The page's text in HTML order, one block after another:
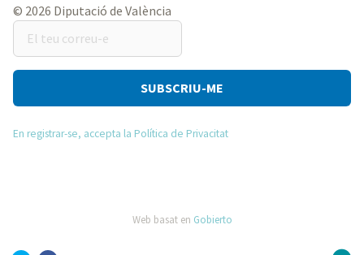
© 2026 Diputació de València
El
teu
correu-
En registrar-se, accepta la Política de Privacitat
Web basat en Gobierto